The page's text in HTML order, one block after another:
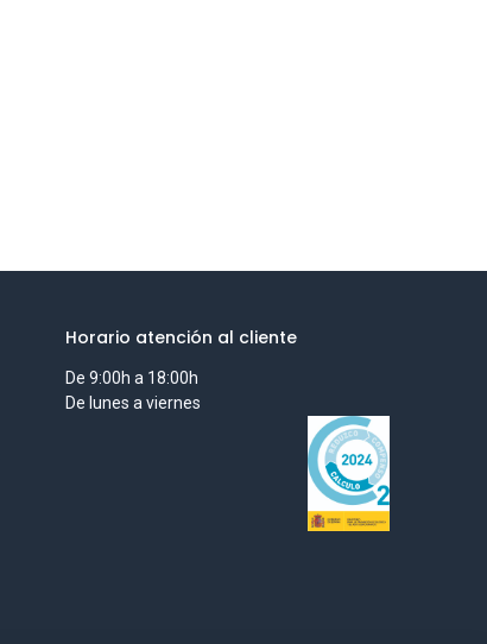
Horario atención al cliente
De 9:00h a 18:00h
De lunes a viernes